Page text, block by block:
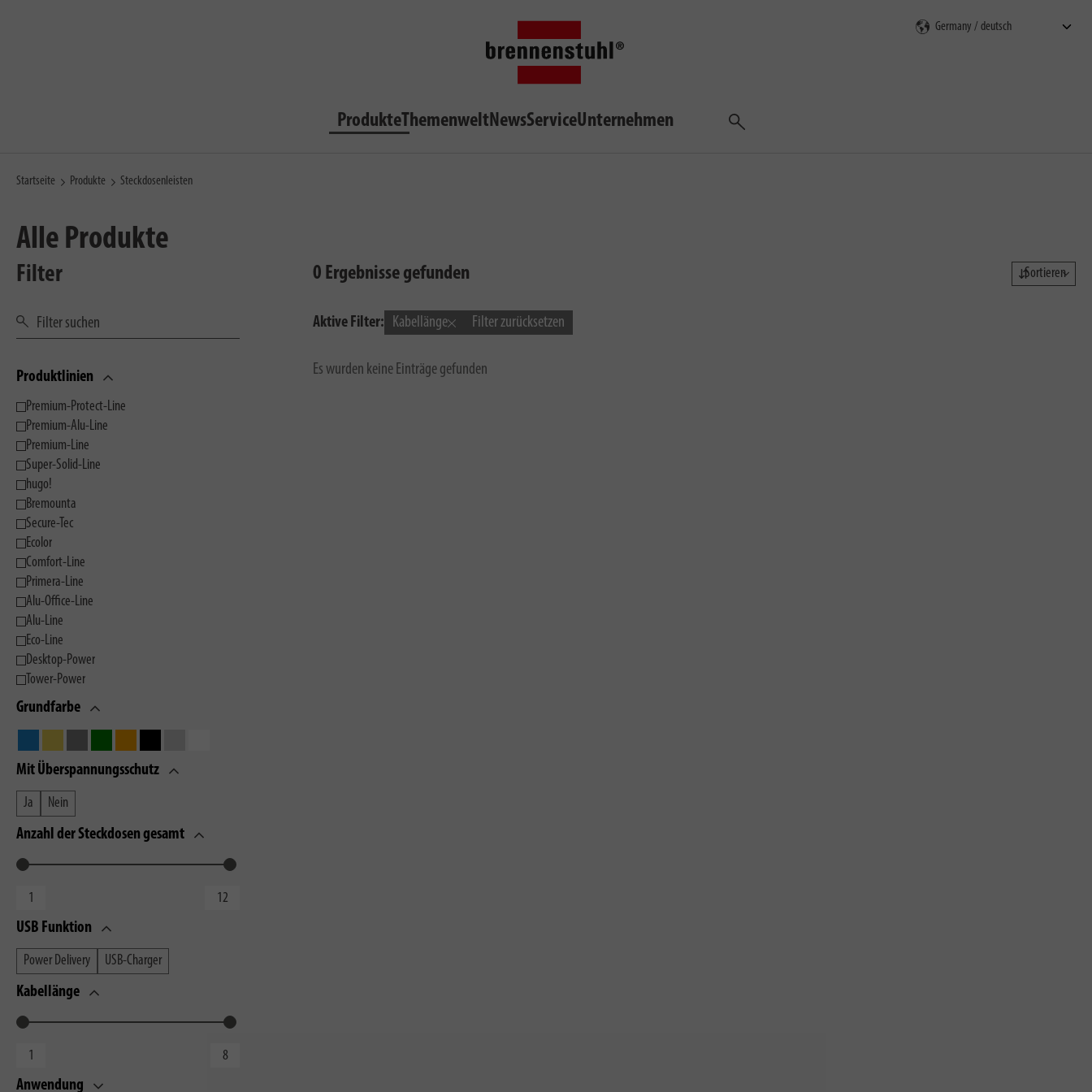
ProdukteThemenweltNewsServiceUnternehmen
Suchen
Startseite Produkte Steckdosenleisten
Alle Produkte
Filter
Produktlinien
Premium-Protect-Line
Premium-Alu-Line
Premium-Line
Super-Solid-Line
hugo!
Bremounta
Secure-Tec
Ecolor
Comfort-Line
Primera-Line
Alu-Office-Line
Alu-Line
Eco-Line
Desktop-Power
Tower-Power
Grundfarbe
Mit Überspannungsschutz
Ja Nein
Anzahl der Steckdosen gesamt
USB Funktion
Power Delivery USB-Charger
Kabellänge
Anwendung
0 Ergebnisse gefunden Sortieren
Aktive Filter: Kabellänge Filter zurücksetzen
Es wurden keine Einträge gefunden